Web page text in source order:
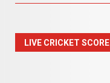
LIVE CRICKET SCORE